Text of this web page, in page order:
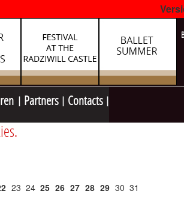
Partners Contacts
23 24 25 26 27 28 29 30 31